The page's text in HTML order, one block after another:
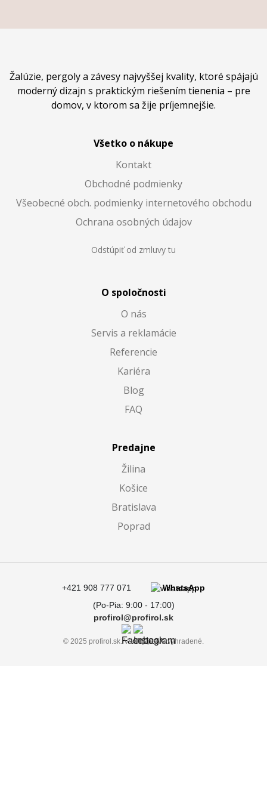
Žalúzie, pergoly a závesy najvyššej kvality, ktoré spájajú
moderný dizajn s praktickým riešením tienenia – pre
domov, v ktorom sa žije príjemnejšie.
Všetko o nákupe
Kontakt
Obchodné podmienky
Všeobecné obch. podmienky internetového obchodu
Ochrana osobných údajov
Odstúpiť od zmluvy tu
O spoločnosti
O nás
Servis a reklamácie
Referencie
Kariéra
Blog
FAQ
Predajne
Žilina
Košice
Bratislava
Poprad
© 2025 profirol.sk. Všetky práva vyhradené.
+421 908 777 071
(Po-Pia: 9:00 - 17:00)
WhatsApp
profirol@profirol.sk